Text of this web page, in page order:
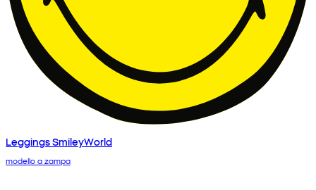
Leggings SmileyWorld
modello a zampa